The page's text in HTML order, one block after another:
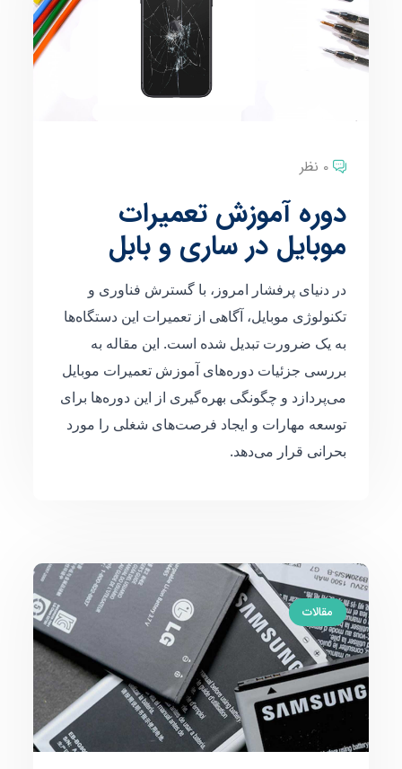
0 نظر
دوره آموزش تعمیرات
موبایل در ساری و بابل
در دنیای پرفشار امروز، با گسترش فناوری و
تکنولوژی موبایل، آگاهی از تعمیرات این دستگاه‌ها
به یک ضرورت تبدیل شده است. این مقاله به
بررسی جزئیات دوره‌های آموزش تعمیرات موبایل
می‌پردازد و چگونگی بهره‌گیری از این دوره‌ها برای
توسعه مهارات و ایجاد فرصت‌های شغلی را مورد
بحرانی قرار می‌دهد.
مقالات